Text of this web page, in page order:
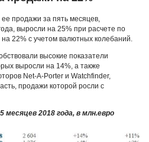
продажи за пять месяцев,
выросли на 25% при расчете по
22% с учетом валютных колебаний.
высокие показатели
выросли на 14%, а также
Net-A-Porter и Watchfinder,
продажи которой росли с
месяцев 2018 года, в млн.евро